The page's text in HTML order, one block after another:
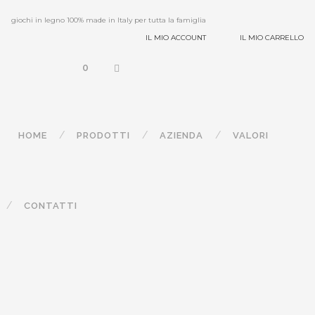
giochi in legno 100% made in Italy per tutta la famiglia
IL MIO ACCOUNT
IL MIO CARRELLO
0
HOME PRODOTTI AZIENDA VALORI
CONTATTI